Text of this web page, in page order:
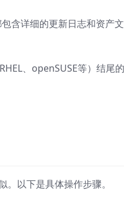
含详细的更新日志和资产文
、openSUSE等）结尾
以下是具体操作步骤。